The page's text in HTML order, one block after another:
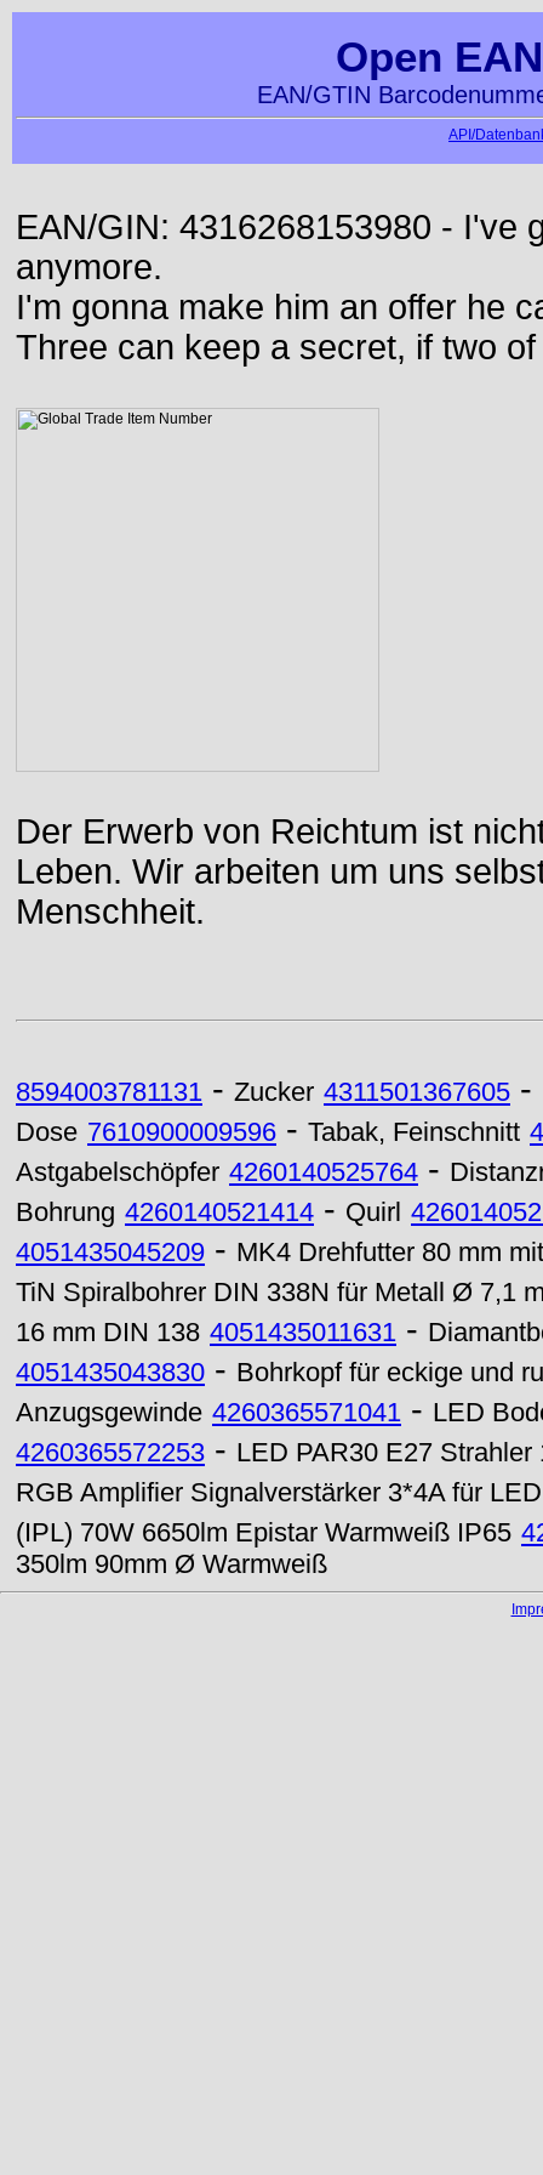
Open
EAN/GTIN
API/
EAN/GIN: 4316268153980 - I've
anymore.
I'm gonna make him an offer he
Three can keep a secret, if two
Der Erwerb von Reichtum ist
Leben. Wir arbeiten um uns
Menschheit.
8594003781131 - Zucker 4311501367605 -
Dose 7610900009596 - Tabak, Feinschnitt
Astgabelschöpfer 4260140525764 -
Bohrung 4260140521414 - Quirl
4051435045209 - MK4 Drehfutter 80 mm
TiN Spiralbohrer DIN 338N für Metall Ø 7,1
16 mm DIN 138 4051435011631 -
4051435043830 - Bohrkopf für eckige und
Anzugsgewinde 4260365571041 - LED
4260365572253 - LED PAR30 E27 Strahler
RGB Amplifier Signalverstärker 3*4A für
(IPL) 70W 6650lm Epistar Warmweiß IP65
350lm 90mm Ø Warmweiß